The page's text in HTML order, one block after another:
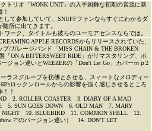
トリオ「WONK UNIT」の入手困難な初期の音源に新
して参加していて、SNUFFファンならすぐにわかるダ
所に出てきます。
ワーク、タイトルも彼らのユーモアセンスならでは。
APPLE RECORDSからリリースされていた、
プ/ガレージバンド「MISS CHAIN & THE BROKEN
「ON A BITTERSWEET RIDE」がリマスタリング、ボ
ージョン違いとWEEZERの「Don't Let Go」カバーｍｐ2
ラスグループを彷彿とさせる、スィートなメロディー
ロックンロールからの影響を強く感じさせるところ
！
2. ROLLER COASTER 3. DIARY OF A MAD
5. SUN GOES DOWN 6. OLD MAN 7. MARY
10. BLUEBIRD 11. COMMON SHELL 12.
7"のバージョン違い） 14. DON'T LET